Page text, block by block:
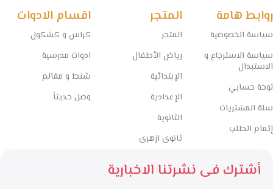
روابط هامة
سياسة الخصوصية
سياسة الاسترجاع و
الاستبدال
لوحة حسابي
سلة المشتريات
إتمام الطلب
المتجر
المتجر
رياض الأطفال
الإبتدائية
الإعدادية
الثانوية
ثانوى ازهرى
اقسام الادوات
كراس و كشكول
ادوات مدرسية
شنط و مقالم
وصل حديثاً
أشترك فى نشرتنا الاخبارية